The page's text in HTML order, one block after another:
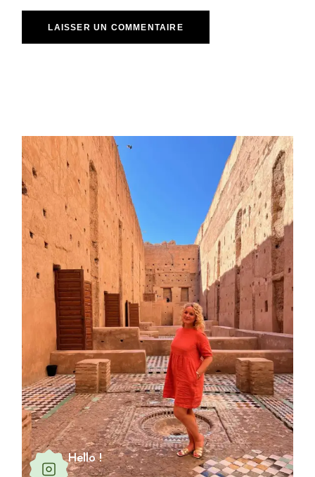
LAISSER UN COMMENTAIRE
Hello !